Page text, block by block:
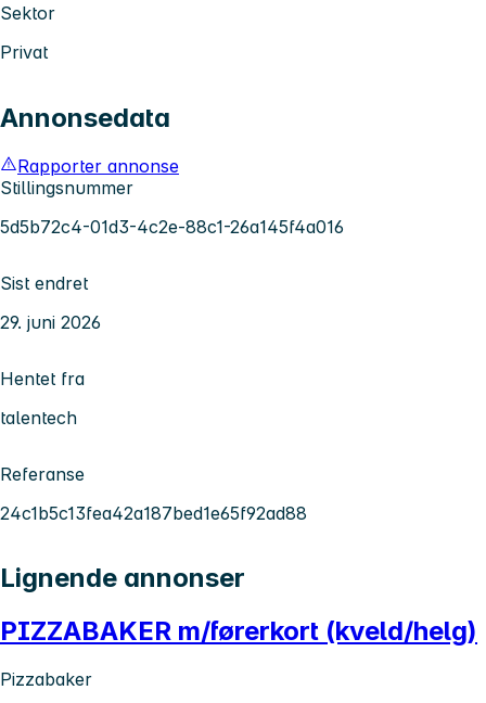
Sektor
Privat
Annonsedata
Rapporter annonse
Stillingsnummer
5d5b72c4-01d3-4c2e-88c1-26a145f4a016
Sist endret
29. juni 2026
Hentet fra
talentech
Referanse
24c1b5c13fea42a187bed1e65f92ad88
Lignende annonser
PIZZABAKER m/førerkort (kveld/helg)
Pizzabaker